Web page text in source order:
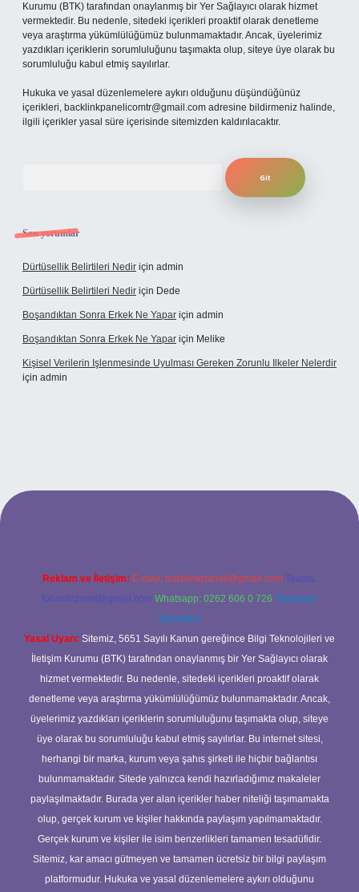
Kurumu (BTK) tarafından onaylanmış bir Yer Sağlayıcı olarak hizmet
vermektedir. Bu nedenle, sitedeki içerikleri proaktif olarak denetleme
veya araştırma yükümlülüğümüz bulunmamaktadır. Ancak, üyelerimiz
yazdıkları içeriklerin sorumluluğunu taşımakta olup, siteye üye olarak bu
sorumluluğu kabul etmiş sayılırlar.
Hukuka ve yasal düzenlemelere aykırı olduğunu düşündüğünüz
içerikleri, backlinkpanelicomtr@gmail.com adresine bildirmeniz halinde,
ilgili içerikler yasal süre içerisinde sitemizden kaldırılacaktır.
Son yorumlar
Dürtüsellik Belirtileri Nedir için admin
Dürtüsellik Belirtileri Nedir için Dede
Boşandıktan Sonra Erkek Ne Yapar için admin
Boşandıktan Sonra Erkek Ne Yapar için Melike
Kişisel Verilerin Işlenmesinde Uyulması Gereken Zorunlu Ilkeler Nelerdir
için admin
Reklam ve İletişim: E-mail: backlinkpaneli@gmail.com Teams:
forumhizmeti@gmail.com Whatsapp: 0262 606 0 726 Telegram:
@karabul
Yasal Uyarı: Sitemiz, 5651 Sayılı Kanun gereğince Bilgi Teknolojileri ve
İletişim Kurumu (BTK) tarafından onaylanmış bir Yer Sağlayıcı olarak
hizmet vermektedir. Bu nedenle, sitedeki içerikleri proaktif olarak
denetleme veya araştırma yükümlülüğümüz bulunmamaktadır. Ancak,
üyelerimiz yazdıkları içeriklerin sorumluluğunu taşımakta olup, siteye
üye olarak bu sorumluluğu kabul etmiş sayılırlar. Bu internet sitesi,
herhangi bir marka, kurum veya şahıs şirketi ile hiçbir bağlantısı
bulunmamaktadır. Sitede yalnızca kendi hazırladığımız makaleler
paylaşılmaktadır. Burada yer alan içerikler haber niteliği taşımamakta
olup, gerçek kurum ve kişiler hakkında paylaşım yapılmamaktadır.
Gerçek kurum ve kişiler ile isim benzerlikleri tamamen tesadüfidir.
Sitemiz, kar amacı gütmeyen ve tamamen ücretsiz bir bilgi paylaşım
platformudur. Hukuka ve yasal düzenlemelere aykırı olduğunu